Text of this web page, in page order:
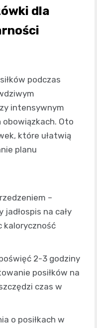
dla
podczas
intensywnym
Oto
które ułatwią
planu
–
na cały
kaloryczność
2-3 godziny
posiłków na
czas w
o posiłkach w